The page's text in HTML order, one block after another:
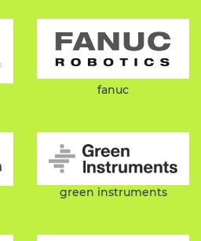
fanuc
green instruments